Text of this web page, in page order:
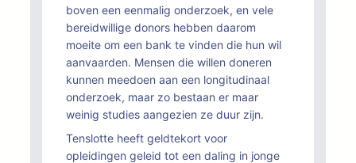
boven een eenmalig onderzoek, en vele
bereidwillige donors hebben daarom
moeite om een bank te vinden die hun wil
aanvaarden. Mensen die willen doneren
kunnen meedoen aan een longitudinaal
onderzoek, maar zo bestaan er maar
weinig studies aangezien ze duur zijn.
Tenslotte heeft geldtekort voor
opleidingen geleid tot een daling in jonge